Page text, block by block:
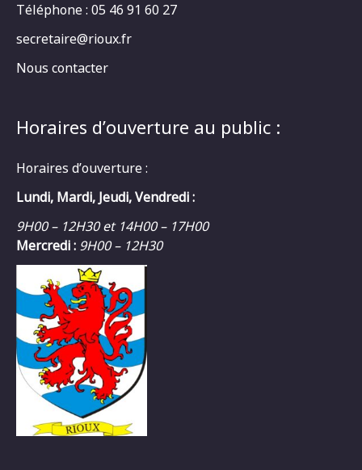
Téléphone : 05 46 91 60 27
secretaire@rioux.fr
Nous contacter
Horaires d’ouverture au public :
Horaires d’ouverture :
Lundi, Mardi, Jeudi, Vendredi :
9H00 – 12H30 et 14H00 – 17H00
Mercredi : 9H00 – 12H30